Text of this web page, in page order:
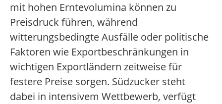
mit hohen Erntevolumina können zu
Preisdruck führen, während
witterungsbedingte Ausfälle oder politische
Faktoren wie Exportbeschränkungen in
wichtigen Exportländern zeitweise für
festere Preise sorgen. Südzucker steht
dabei in intensivem Wettbewerb, verfügt